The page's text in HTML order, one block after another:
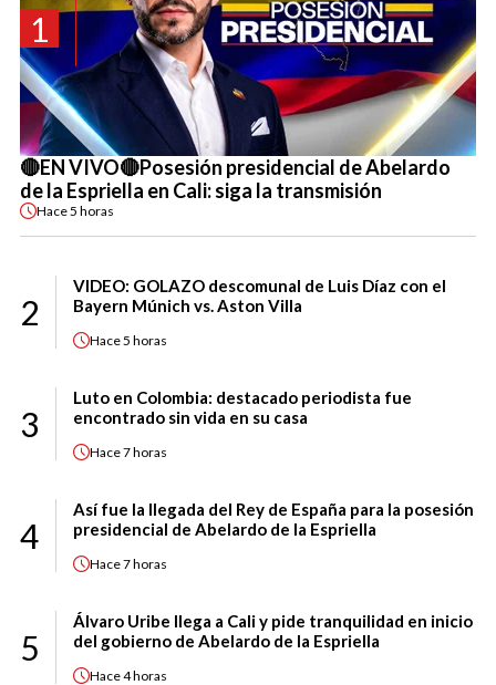
1
🔴EN VIVO🔴Posesión presidencial de Abelardo
de la Espriella en Cali: siga la transmisión
Hace5 horas
2
VIDEO: GOLAZO descomunal de Luis Díaz con el
Bayern Múnich vs. Aston Villa
Hace5 horas
3
Luto en Colombia: destacado periodista fue
encontrado sin vida en su casa
Hace7 horas
4
Así fue la llegada del Rey de España para la posesión
presidencial de Abelardo de la Espriella
Hace7 horas
5
Álvaro Uribe llega a Cali y pide tranquilidad en inicio
del gobierno de Abelardo de la Espriella
Hace4 horas